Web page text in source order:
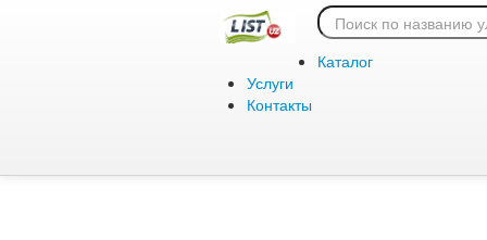
Каталог
Услуги
Контакты
Ошибка